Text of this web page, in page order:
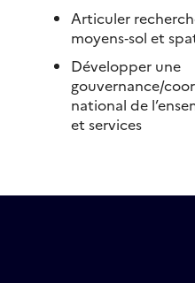
Articuler
moyens‐sol et
Développer une
gouvernance/
national de
et services